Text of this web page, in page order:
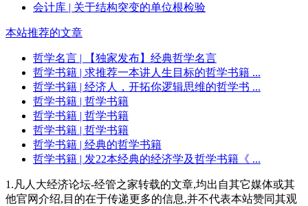
会计库 | 关于结构突变的单位根检验
本站推荐的文章
哲学名言 | 【独家发布】经典哲学名言
哲学书籍 | 求推荐一本讲人生目标的哲学书籍 ...
哲学书籍 | 经济人，开拓你逻辑思维的哲学书 ...
哲学书籍 | 哲学书籍
哲学书籍 | 哲学书籍
哲学书籍 | 哲学书籍
哲学书籍 | 经典的哲学书籍
哲学书籍 | 发22本经典的经济学及哲学书籍《 ...
1.凡人大经济论坛-经管之家转载的文章,均出自其它媒体或其
他官网介绍,目的在于传递更多的信息,并不代表本站赞同其观